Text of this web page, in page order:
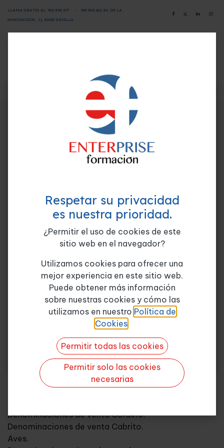
LLAMA GRATIS AL 902 898 277 - 900 802 262 AV. DE LA
INNOVACIÓN.. 11, 41020 SEVILLA
Programa-Contenido
LA CARNE COMO PRODUCTO.
Explotaciones ganaderas.
Rigor Mortis.
Definición de carne.
Trazabilidad.
PH: factor de calidad.
COMERCIALIZACIÓN Y VENTA DE LA CARNE.
Clasificación de las carnes.
Conceptualización.
Clasificación canales de bovino.
Grasa de cobertura y grasa de veteado.
Etiquetado canales de vacuno.
Denominaciones de venta vacuno.
Razas bovinos.
Porcino (blanco).
Tipología de ovinos.
Denominaciones de venta Cordero.
Denominaciones de venta Cabrito.
Aves.
¿Quieres formarte GRATIS y
mejorar tu perfil profesional?
Empieza hoy mismo. Te ayudamos a elegir el
mejor curso para ti.
Quiero más info
Respetar su privacidad
es nuestra prioridad.
¿Permitir el uso de cookies de este
sitio web en el navegador?
Utilizamos cookies para ofrecer una
mejor experiencia en este sitio web.
Puede obtener más información
sobre nuestras cookies y cómo las
utilizamos en nuestro Política de
Cookies.
Permitir todas las cookies
Permitir solo las cookies
necesarias